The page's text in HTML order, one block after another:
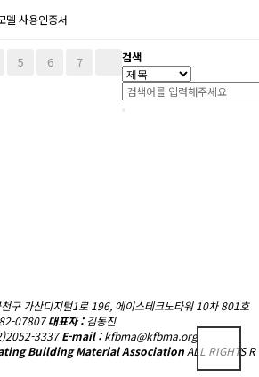
델 사용인증서
5 6 7 검색
구 가산디지털1로 196, 에이스테크노타워 10차 801호
07807 대표자 : 김동진
3337 E-mail :kfbma@kfbma.org
Building Material AssociationALL RIGHTS R